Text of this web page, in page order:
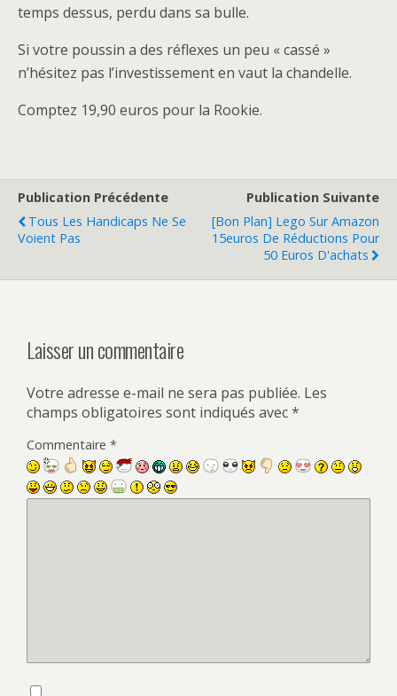
temps dessus, perdu dans sa bulle.
Si votre poussin a des réflexes un peu « cassé »
n’hésitez pas l’investissement en vaut la chandelle.
Comptez 19,90 euros pour la Rookie.
Publication Précédente
Tous Les Handicaps Ne Se
Voient Pas
Publication Suivante
[Bon Plan] Lego Sur Amazon
15euros De Réductions Pour
50 Euros D'achats
Laisser un commentaire
Votre adresse e-mail ne sera pas publiée. Les
champs obligatoires sont indiqués avec*
Commentaire *